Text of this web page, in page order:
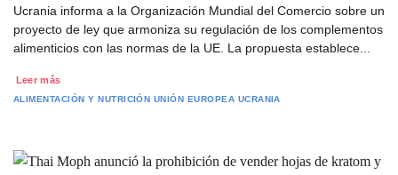
Ucrania informa a la Organización Mundial del Comercio sobre un
proyecto de ley que armoniza su regulación de los complementos
alimenticios con las normas de la UE. La propuesta establece...
Leer más
ALIMENTACIÓN Y NUTRICIÓN UNIÓN EUROPEA UCRANIA